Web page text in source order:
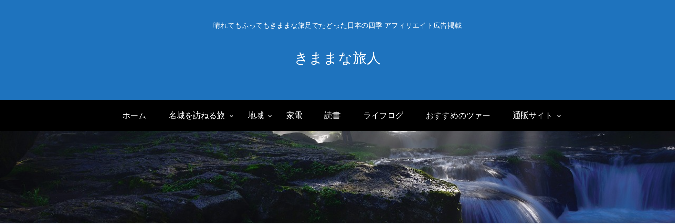
晴れてもふってもきままな旅足でたどった日本の四季 アフィリエイト広告掲載
きままな旅人
ホーム 名城を訪ねる旅 地域 家電 読書 ライフログ おすすめのツァー 通販サイト